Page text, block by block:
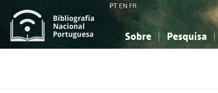
PT EN FR
Sobre Pesquisa